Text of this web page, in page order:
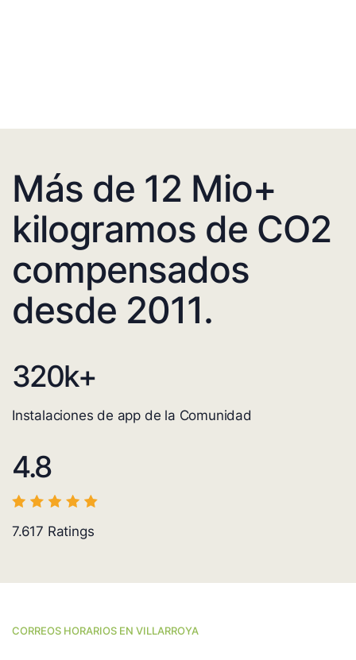
Más de 12 Mio+
kilogramos de CO2
compensados
desde 2011.
320k+
Instalaciones de app de la Comunidad
4.8
7.617 Ratings
CORREOS HORARIOS EN VILLARROYA